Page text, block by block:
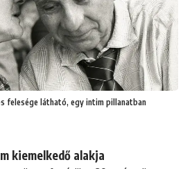
felesége látható, egy intim pillanatban
kiemelkedő alakja